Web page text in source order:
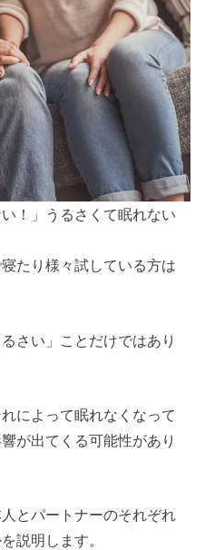
！」うるさくて眠れない
たり様々試している方は
さい」ことだけではあり
によって眠れなくなって
が出てくる可能性があり
とパートナーのそれぞれ
説明します。